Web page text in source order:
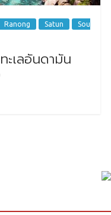
Ranong Satun
Sou
เลอันดามัน